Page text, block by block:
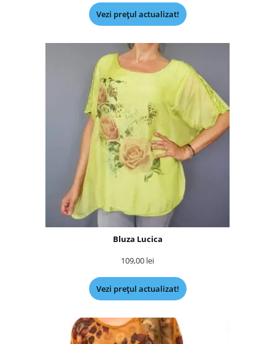
Vezi prețul actualizat!
Bluza Lucica
109,00 lei
Vezi prețul actualizat!